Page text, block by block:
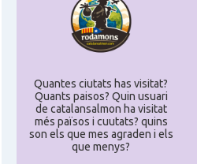
Quantes ciutats has visitat?
Quants paisos? Quin usuari
de catalansalmon ha visitat
més països i cuutats? quins
son els que mes agraden i els
que menys?